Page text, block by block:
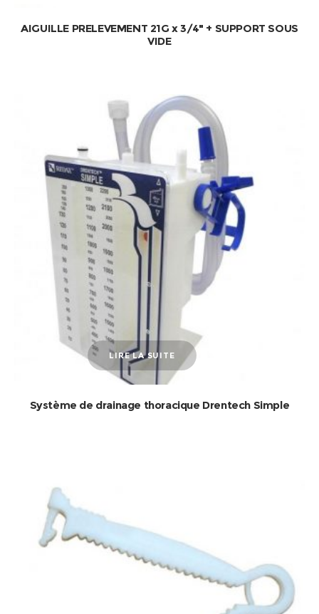
AIGUILLE PRELEVEMENT 21G x 3/4″ + SUPPORT SOUS
VIDE
LIRE LA SUITE
Système de drainage thoracique Drentech Simple